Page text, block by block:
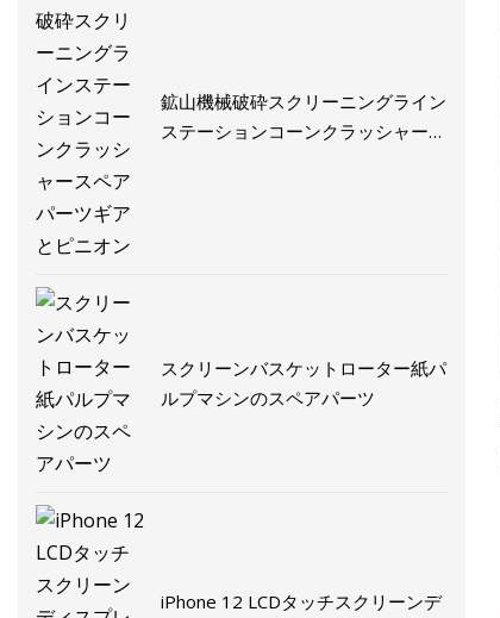
鉱山機械破砕スクリーニングライン
ステーションコーンクラッシャース
スクリーンバスケットローター紙パ
ルプマシンのスペアパーツ
iPhone 12 LCDタッチスクリーンデ